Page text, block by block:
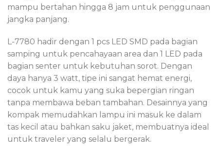
mampu bertahan hingga 8 jam untuk penggunaan
jangka panjang.
L-7780 hadir dengan 1 pcs LED SMD pada bagian
samping untuk pencahayaan area dan 1 LED pada
bagian senter untuk kebutuhan sorot. Dengan
daya hanya 3 watt, tipe ini sangat hemat energi,
cocok untuk kamu yang suka bepergian ringan
tanpa membawa beban tambahan. Desainnya yang
kompak memudahkan lampu ini masuk ke dalam
tas kecil atau bahkan saku jaket, membuatnya ideal
untuk traveler yang selalu bergerak.